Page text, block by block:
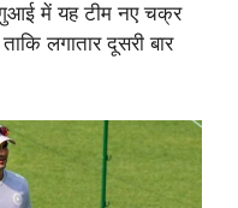
में यह टीम नए चक्र
लगातार दूसरी बार